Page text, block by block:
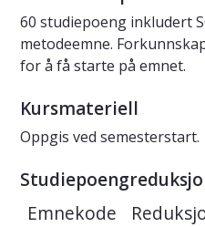
60 studiepoeng inkludert
metodeemne.
for å få starte på emnet.
Kursmateriell
Oppgis ved semesterstart.
Emnekode